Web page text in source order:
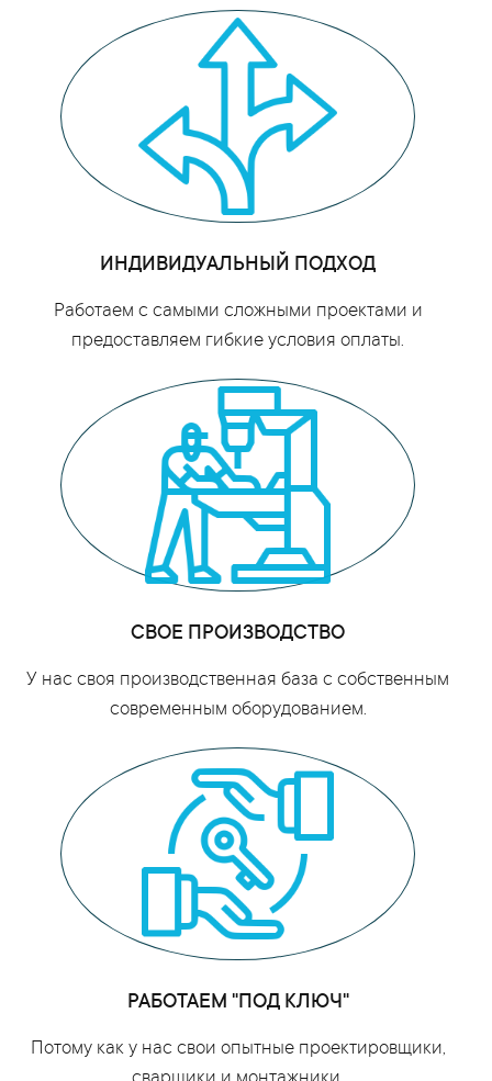
ИНДИВИДУАЛЬНЫЙ ПОДХОД
Работаем с самыми сложными проектами и
предоставляем гибкие условия оплаты.
СВОЕ ПРОИЗВОДСТВО
У нас своя производственная база с собственным
современным оборудованием.
РАБОТАЕМ "ПОД КЛЮЧ"
Потому как у нас свои опытные проектировщики,